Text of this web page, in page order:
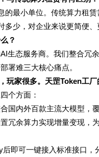
的最小单位。传统算力租
多少，对企业来说更简便
？
生态服务商。我们整合冗
署难三大核心痛点。
玩家很多。天罡Token工
个方面：
国内外百款主流大模型，
冗余算力实现增量变现，
即可一键接入标准接口